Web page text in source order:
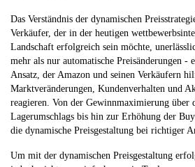
Das Verständnis der dynamischen
Verkäufer, der in der heutigen
Landschaft erfolgreich sein möchte,
mehr als nur automatische Preisänderungen -
Ansatz, der Amazon und seinen Verkäufern
Marktveränderungen, Kundenverhalten und
reagieren. Von der Gewinnmaximierung über
Lagerumschlags bis hin zur Erhöhung der
die dynamische Preisgestaltung bei richtiger
Um mit der dynamischen Preisgestaltung